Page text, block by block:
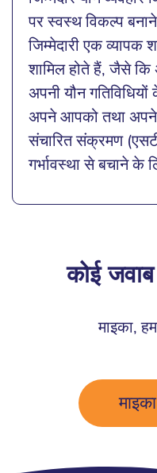
पर स्वस्थ विकल्प
जिम्मेदारी एक व्यापक
शामिल होते हैं, जैसे कि
अपनी यौन
अपने आपको तथा अपने
संचारित संक्रमण
गर्भावस्था से बचाने के
कोई
माइका,